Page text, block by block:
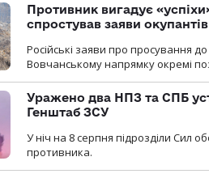
Противник вигадує
спростував заяви окупантів
Російські заяви про просування
Вовчанському напрямку окремі
Уражено два НПЗ та СПБ
Генштаб ЗСУ
У ніч на 8 серпня підрозділи Сил
противника.